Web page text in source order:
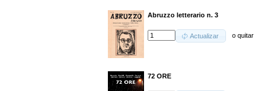
Abruzzo letterario n. 3
Actualizar oquitar
72 ORE